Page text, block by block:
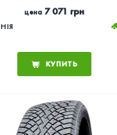
цена 7 071 грн
КУПИТЬ